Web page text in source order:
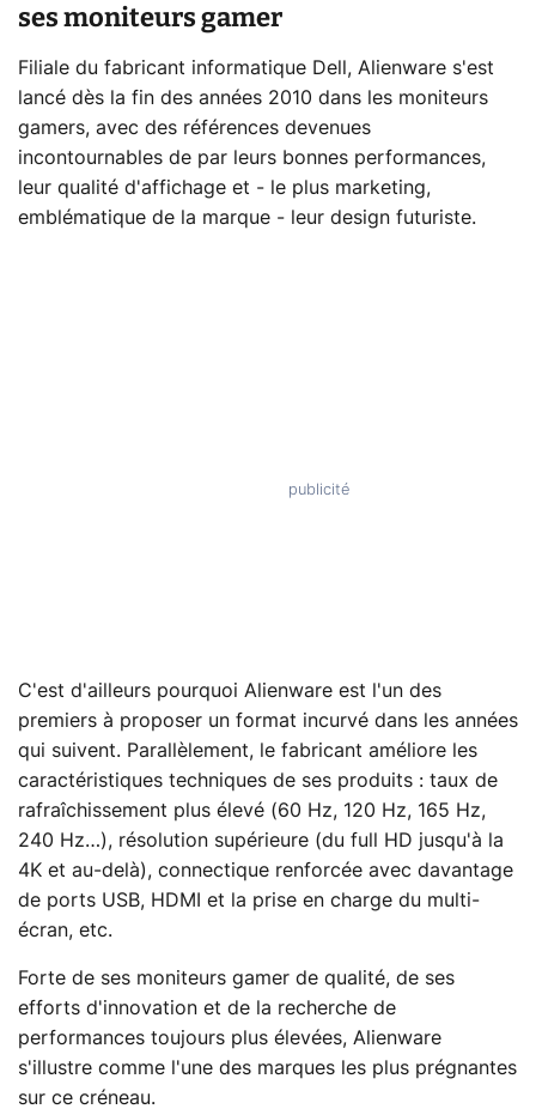
ses moniteurs gamer
Filiale du fabricant informatique Dell, Alienware s'est
lancé dès la fin des années 2010 dans les moniteurs
gamers, avec des références devenues
incontournables de par leurs bonnes performances,
leur qualité d'affichage et - le plus marketing,
emblématique de la marque - leur design futuriste.
C'est d'ailleurs pourquoi Alienware est l'un des
premiers à proposer un format incurvé dans les années
qui suivent. Parallèlement, le fabricant améliore les
caractéristiques techniques de ses produits : taux de
rafraîchissement plus élevé (60 Hz, 120 Hz, 165 Hz,
240 Hz…), résolution supérieure (du full HD jusqu'à la
4K et au-delà), connectique renforcée avec davantage
de ports USB, HDMI et la prise en charge du multi-
écran, etc.
Forte de ses moniteurs gamer de qualité, de ses
efforts d'innovation et de la recherche de
performances toujours plus élevées, Alienware
s'illustre comme l'une des marques les plus prégnantes
sur ce créneau.